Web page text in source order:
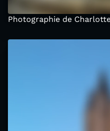
Photographie de